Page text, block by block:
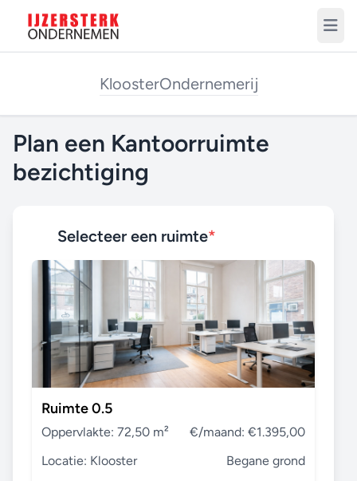
KloosterOndernemerij
Plan een Kantoorruimte
bezichtiging
Selecteer een ruimte*
Ruimte 0.5
Oppervlakte: 72,50 m²
€/maand: €1.395,00
Locatie: Klooster
Begane grond